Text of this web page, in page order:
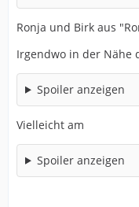
Ronja und Birk aus
Irgendwo in der Nähe
Spoiler anzeigen
Vielleicht am
Spoiler anzeigen